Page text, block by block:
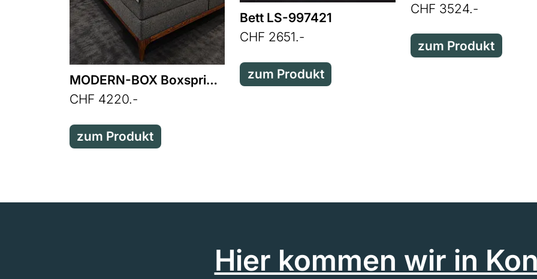
MODERN-BOX Boxspringbett
CHF 4220.-
zum Produkt
Bett LS-997421
CHF 2651.-
zum Produkt
CHF 3524.-
zum Produkt
Hier kommen wir in